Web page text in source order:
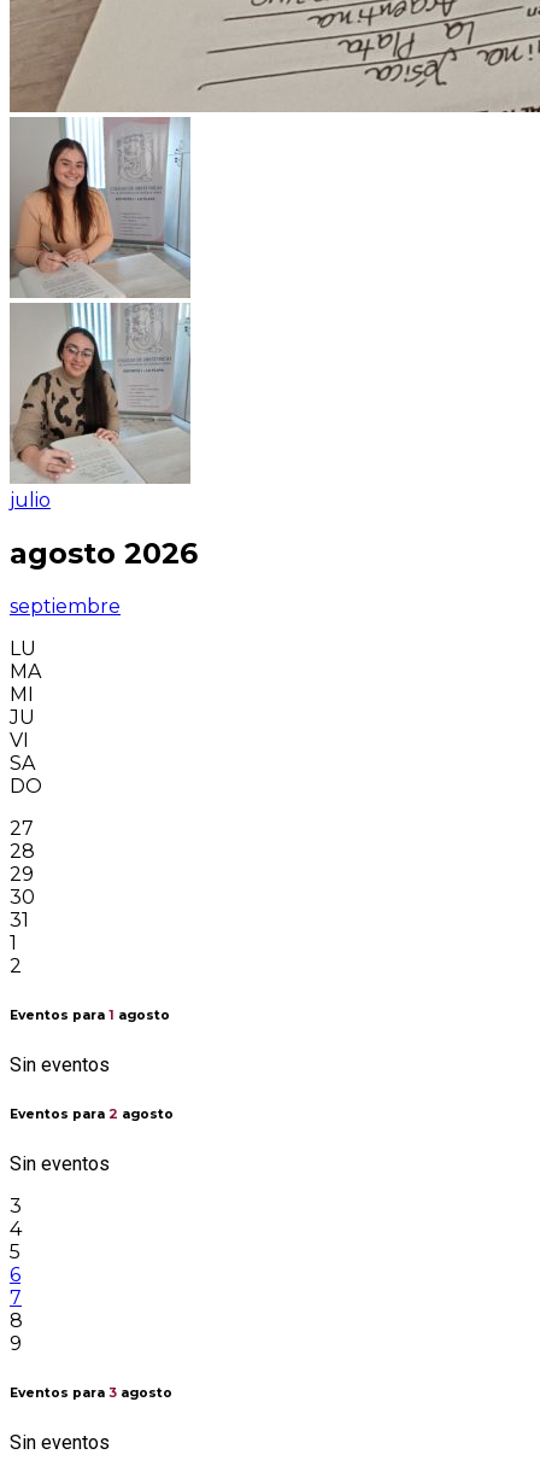
julio
agosto 2026
septiembre
LU
MA
MI
JU
VI
SA
DO
27
28
29
30
31
1
2
Eventos para 1 agosto
Sin eventos
Eventos para 2 agosto
Sin eventos
3
4
5
6
7
8
9
Eventos para 3 agosto
Sin eventos